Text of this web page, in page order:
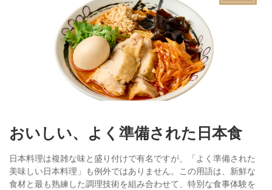
おいしい、よく準備された日本食
日本料理は複雑な味と盛り付けで有名ですが、「よく準備された
美味しい日本料理」も例外ではありません。この用語は、新鮮な
食材と最も熟練した調理技術を組み合わせて、特別な食事体験を